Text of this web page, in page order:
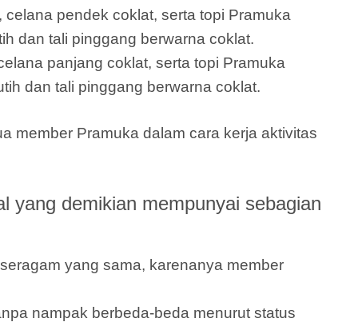
pendek coklat, serta topi Pramuka
dan tali pinggang berwarna coklat.
panjang coklat, serta topi Pramuka
dan tali pinggang berwarna coklat.
member Pramuka dalam cara kerja aktivitas
yang demikian mempunyai sebagian
yang sama, karenanya member
nampak berbeda-beda menurut status